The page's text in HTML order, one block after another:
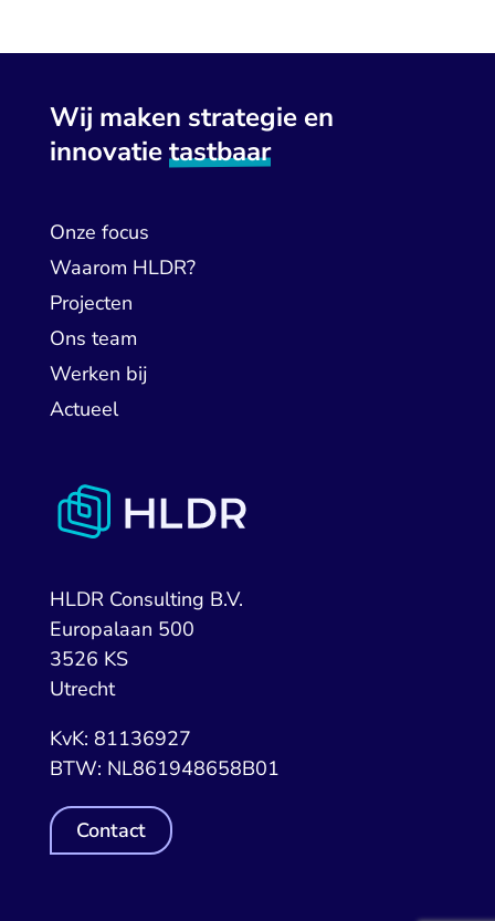
Wij maken strategie en
innovatietastbaar
Onze focus
Waarom HLDR?
Projecten
Ons team
Werken bij
Actueel
HLDR Consulting B.V.
Europalaan 500
3526 KS
Utrecht
KvK: 81136927
BTW: NL861948658B01
Contact